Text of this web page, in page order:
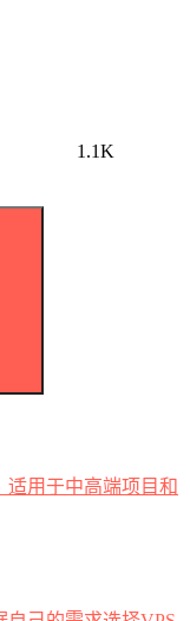
1.1K
适用于中高端项目和